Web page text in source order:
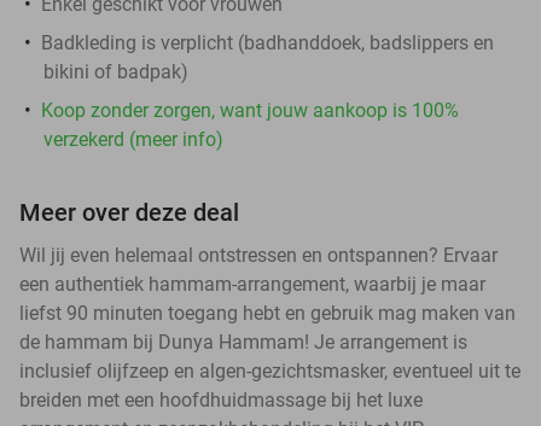
Badkleding is verplicht (badhanddoek, badslippers en
bikini of badpak)
Koop zonder zorgen, want jouw aankoop is 100%
verzekerd (meer info)
Meer over deze deal
Wil jij even helemaal ontstressen en ontspannen? Ervaar
een authentiek hammam-arrangement, waarbij je maar
liefst 90 minuten toegang hebt en gebruik mag maken van
de hammam bij Dunya Hammam! Je arrangement is
inclusief olijfzeep en algen-gezichtsmasker, eventueel uit te
breiden met een hoofdhuidmassage bij het luxe